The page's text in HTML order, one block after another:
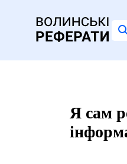
Я сам